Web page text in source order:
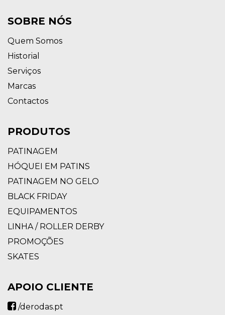
SOBRE NÓS
Quem Somos
Historial
Serviços
Marcas
Contactos
PRODUTOS
PATINAGEM
HÓQUEI EM PATINS
PATINAGEM NO GELO
BLACK FRIDAY
EQUIPAMENTOS
LINHA / ROLLER DERBY
PROMOÇÕES
SKATES
APOIO CLIENTE
/derodas.pt